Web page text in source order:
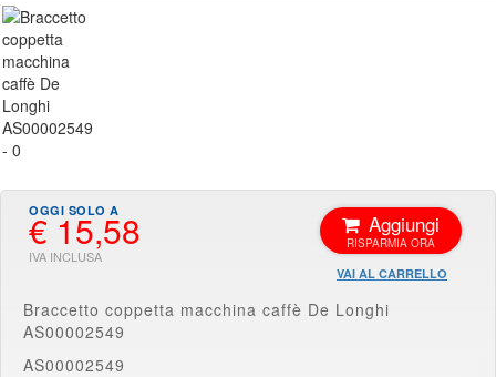
€ 15,58 Aggiungi
VAI AL CARRELLO
Braccetto coppetta macchina caffè De Longhi
AS00002549
AS00002549